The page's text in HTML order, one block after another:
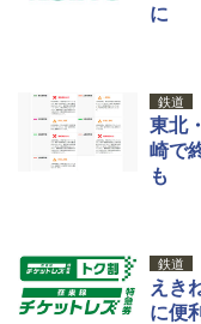
ン
ア
￥
に
鉄道
東北
崎で
も
鉄道
えき
に便